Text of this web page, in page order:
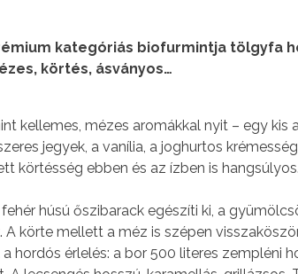
kategóriás biofurmintja tölgyfa
körtés, ásványos…
kellemes, mézes aromákkal nyit – egy kis
jegyek, a vanília, a joghurtos
körtésség ebben és az ízben is hangsúlyos.
húsú őszibarack egészíti ki, a
körte mellett a méz is szépen
hordós érlelés: a bor 500 literes zempléni